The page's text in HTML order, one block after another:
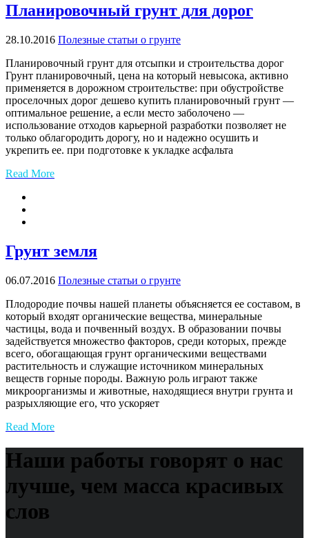
Планировочный грунт для дорог
28.10.2016 Полезные статьи о грунте
Планировочный грунт для отсыпки и строительства дорог
Грунт планировочный, цена на который невысока, активно
применяется в дорожном строительстве: при обустройстве
проселочных дорог дешево купить планировочный грунт —
оптимальное решение, а если место заболочено —
использование отходов карьерной разработки позволяет не
только облагородить дорогу, но и надежно осушить и
укрепить ее. при подготовке к укладке асфальта
Read More
Грунт земля
06.07.2016 Полезные статьи о грунте
Плодородие почвы нашей планеты объясняется ее составом, в
который входят органические вещества, минеральные
частицы, вода и почвенный воздух. В образовании почвы
задействуется множество факторов, среди которых, прежде
всего, обогащающая грунт органическими веществами
растительность и служащие источником минеральных
веществ горные породы. Важную роль играют также
микроорганизмы и животные, находящиеся внутри грунта и
разрыхляющие его, что ускоряет
Read More
Наши работы говорят о нас
лучше, чем масса красивых
слов